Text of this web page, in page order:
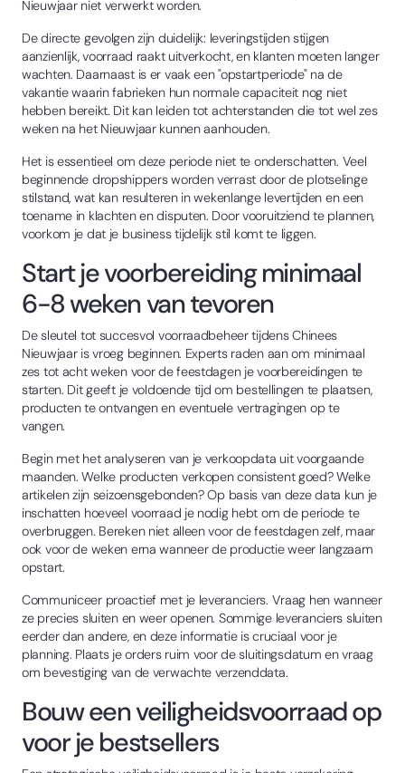
Nieuwjaar niet verwerkt worden.
De directe gevolgen zijn duidelijk: leveringstijden stijgen
aanzienlijk, voorraad raakt uitverkocht, en klanten moeten langer
wachten. Daarnaast is er vaak een "opstartperiode" na de
vakantie waarin fabrieken hun normale capaciteit nog niet
hebben bereikt. Dit kan leiden tot achterstanden die tot wel zes
weken na het Nieuwjaar kunnen aanhouden.
Het is essentieel om deze periode niet te onderschatten. Veel
beginnende dropshippers worden verrast door de plotselinge
stilstand, wat kan resulteren in wekenlange levertijden en een
toename in klachten en disputen. Door vooruitziend te plannen,
voorkom je dat je business tijdelijk stil komt te liggen.
Start je voorbereiding minimaal
6-8 weken van tevoren
De sleutel tot succesvol voorraadbeheer tijdens Chinees
Nieuwjaar is vroeg beginnen. Experts raden aan om minimaal
zes tot acht weken voor de feestdagen je voorbereidingen te
starten. Dit geeft je voldoende tijd om bestellingen te plaatsen,
producten te ontvangen en eventuele vertragingen op te
vangen.
Begin met het analyseren van je verkoopdata uit voorgaande
maanden. Welke producten verkopen consistent goed? Welke
artikelen zijn seizoensgebonden? Op basis van deze data kun je
inschatten hoeveel voorraad je nodig hebt om de periode te
overbruggen. Bereken niet alleen voor de feestdagen zelf, maar
ook voor de weken erna wanneer de productie weer langzaam
opstart.
Communiceer proactief met je leveranciers. Vraag hen wanneer
ze precies sluiten en weer openen. Sommige leveranciers sluiten
eerder dan andere, en deze informatie is cruciaal voor je
planning. Plaats je orders ruim voor de sluitingsdatum en vraag
om bevestiging van de verwachte verzenddata.
Bouw een veiligheidsvoorraad op
voor je bestsellers